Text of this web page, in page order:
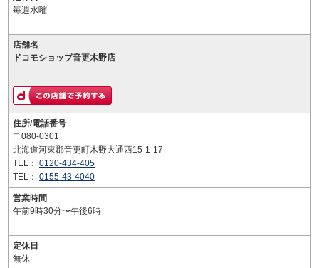
毎週水曜
店舗名
ドコモショップ音更木野店
住所/電話番号
〒080-0301
北海道河東郡音更町木野大通西15-1-17
TEL： 0120-434-405
TEL： 0155-43-4040
営業時間
午前9時30分〜午後6時
定休日
無休